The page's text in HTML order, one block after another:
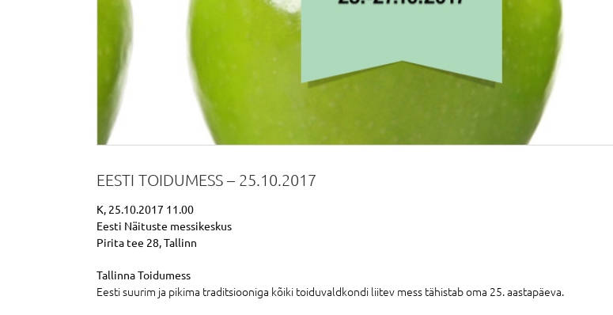
EESTI TOIDUMESS – 25.10.2017
K, 25.10.2017 11.00
Eesti Näituste messikeskus
Pirita tee 28, Tallinn
Tallinna Toidumess
Eesti suurim ja pikima traditsiooniga kõiki toiduvaldkondi liitev mess tähistab oma 25. aastapäeva.